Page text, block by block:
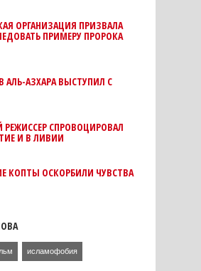
ОРГАНИЗАЦИЯ ПРИЗВАЛА
ПРИМЕРУ ПРОРОКА
АЛЬ-АЗХАРА ВЫСТУПИЛ С
РЕЖИССЕР СПРОВОЦИРОВАЛ
И В ЛИВИИ
КОПТЫ ОСКОРБИЛИ ЧУВСТВА
исламофобия